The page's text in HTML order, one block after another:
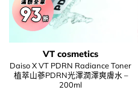
VT cosmetics
Daiso X VT PDRN Radiance Toner
植萃山蔘PDRN光澤潤澤爽膚水 –
200ml